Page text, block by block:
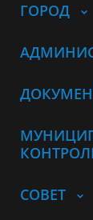
ГОРОД
СОВЕТ